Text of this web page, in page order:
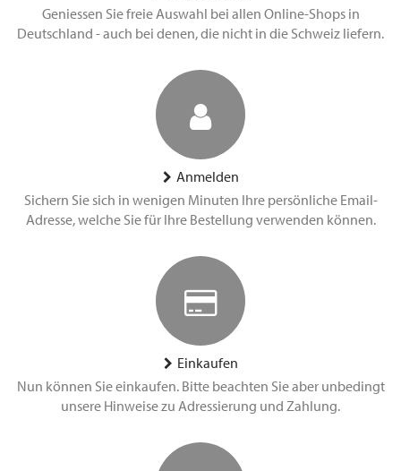
Geniessen Sie freie Auswahl bei allen Online-Shops in
Deutschland - auch bei denen, die nicht in die Schweiz liefern.
Anmelden
Sichern Sie sich in wenigen Minuten Ihre persönliche Email-
Adresse, welche Sie für Ihre Bestellung verwenden können.
Einkaufen
Nun können Sie einkaufen. Bitte beachten Sie aber unbedingt
unsere Hinweise zu Adressierung und Zahlung.